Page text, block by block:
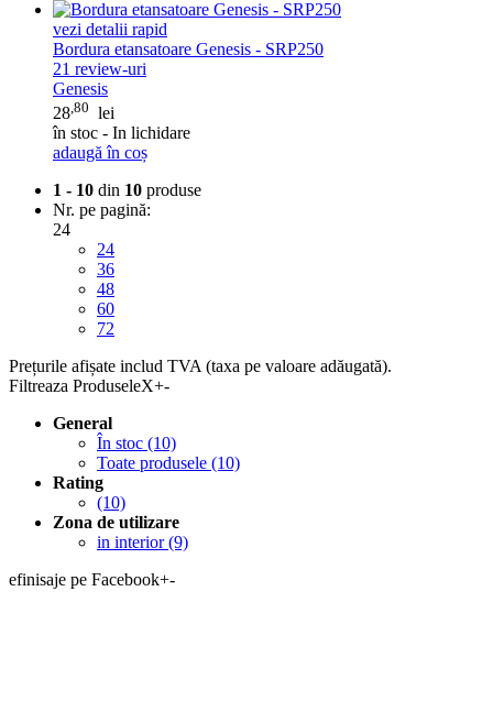
vezi detalii rapid
Bordura etansatoare Genesis - SRP250
21 review-uri
Genesis
28 ,80 lei
în stoc - In lichidare
adaugă în coș
1 - 10 din 10 produse
Nr. pe pagină:
24
24
36
48
60
72
Prețurile afișate includ TVA (taxa pe valoare adăugată).
Filtreaza ProduseleX+-
General
În stoc (10)
Toate produsele (10)
Rating
(10)
Zona de utilizare
in interior(9)
efinisaje pe Facebook+-